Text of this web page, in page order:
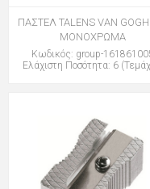
ΠΑΣΤΕΛ TALENS VAN
ΜΟΝΟΧΡΩΜΑ
Κωδικός: group-
Ελάχιστη Ποσότητα: 6